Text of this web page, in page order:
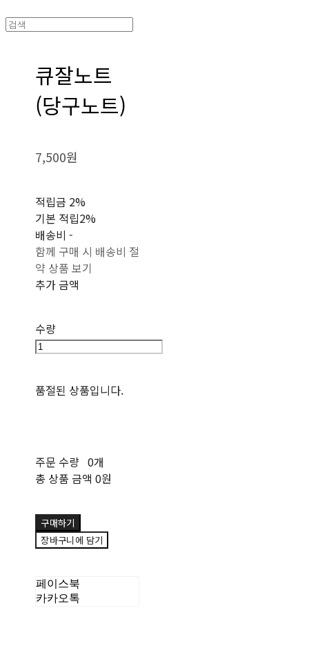
큐잘노트
(당구노트)
7,500원
적립금 2%
기본 적립2%
배송비-
함께 구매 시 배송비 절
약 상품 보기
추가 금액
수량
품절된 상품입니다.
주문 수량 0개
총 상품 금액 0원
구매하기
장바구니에 담기
페이스북
카카오톡